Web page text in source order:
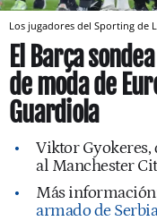
Los jugadores del Sporting de
El Barça
de moda de
Guardiola
Viktor Gyokeres,
al Manchester
Más
armado de Serbia